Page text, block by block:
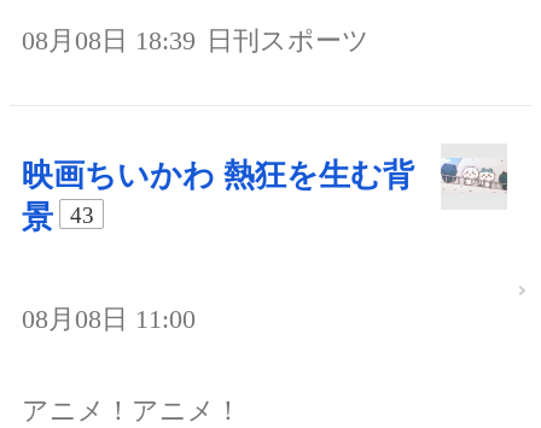
08月08日 18:39 日刊スポーツ
映画ちいかわ 熱狂を生む背
景
43
08月08日 11:00
アニメ！アニメ！